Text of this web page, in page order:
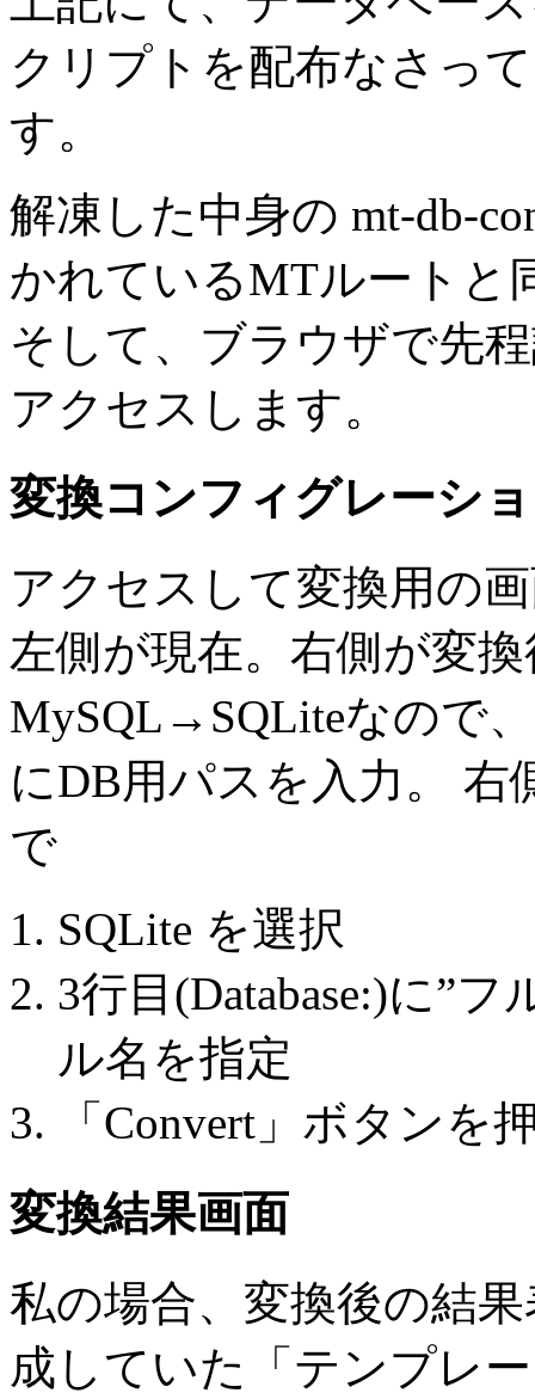
クリプトを配布なさっ
す。
解凍した中身の mt-db-
かれているMTルートと
そして、ブラウザで先
アクセスします。
変換コンフィグレーシ
アクセスして変換用の
左側が現在。右側が変
MySQL→SQLiteなので、
にDB用パスを入力。 右
で
SQLite を選択
3行目(Database:)に”
ル名を指定
「Convert」ボタンを
変換結果画面
私の場合、変換後の結
成していた「テンプレ